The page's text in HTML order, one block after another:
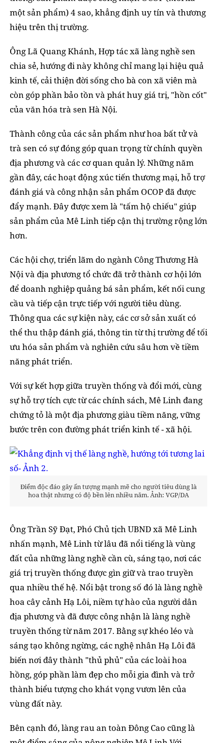
một sản phẩm) 4 sao, khẳng định uy tín và thương
hiệu trên thị trường.
Ông Lã Quang Khánh, Hợp tác xã làng nghề sen
chia sẻ, hướng đi này không chỉ mang lại hiệu quả
kinh tế, cải thiện đời sống cho bà con xã viên mà
còn góp phần bảo tồn và phát huy giá trị, "hồn cốt"
của văn hóa trà sen Hà Nội.
Thành công của các sản phẩm như hoa bất tử và
trà sen có sự đóng góp quan trọng từ chính quyền
địa phương và các cơ quan quản lý. Những năm
gần đây, các hoạt động xúc tiến thương mại, hỗ trợ
đánh giá và công nhận sản phẩm OCOP đã được
đẩy mạnh. Đây được xem là "tấm hộ chiếu" giúp
sản phẩm của Mê Linh tiếp cận thị trường rộng lớn
hơn.
Các hội chợ, triển lãm do ngành Công Thương Hà
Nội và địa phương tổ chức đã trở thành cơ hội lớn
để doanh nghiệp quảng bá sản phẩm, kết nối cung
cầu và tiếp cận trực tiếp với người tiêu dùng.
Thông qua các sự kiện này, các cơ sở sản xuất có
thể thu thập đánh giá, thông tin từ thị trường để tối
ưu hóa sản phẩm và nghiên cứu sâu hơn về tiềm
năng phát triển.
Với sự kết hợp giữa truyền thống và đổi mới, cùng
sự hỗ trợ tích cực từ các chính sách, Mê Linh đang
chứng tỏ là một địa phương giàu tiềm năng, vững
bước trên con đường phát triển kinh tế - xã hội.
Điểm độc đáo gây ấn tượng mạnh mẽ cho người tiêu dùng là
hoa thật nhưng có độ bền lên nhiều năm. Ảnh: VGP/DA
Ông Trần Sỹ Đạt, Phó Chủ tịch UBND xã Mê Linh
nhấn mạnh, Mê Linh từ lâu đã nổi tiếng là vùng
đất của những làng nghề cần cù, sáng tạo, nơi các
giá trị truyền thống được gìn giữ và trao truyền
qua nhiều thế hệ. Nổi bật trong số đó là làng nghề
hoa cây cảnh Hạ Lôi, niềm tự hào của người dân
địa phương và đã được công nhận là làng nghề
truyền thống từ năm 2017. Bằng sự khéo léo và
sáng tạo không ngừng, các nghệ nhân Hạ Lôi đã
biến nơi đây thành "thủ phủ" của các loài hoa
hồng, góp phần làm đẹp cho mỗi gia đình và trở
thành biểu tượng cho khát vọng vươn lên của
vùng đất này.
Bên cạnh đó, làng rau an toàn Đông Cao cũng là